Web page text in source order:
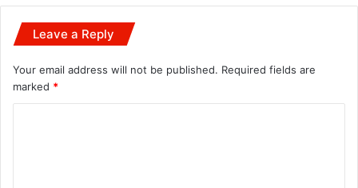
Leave a Reply
Your email address will not be published. Required fields are
marked *